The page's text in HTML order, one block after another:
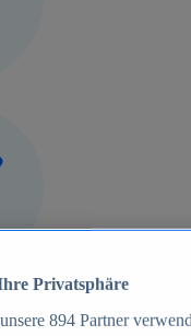
Privatsphäre
894 Partner